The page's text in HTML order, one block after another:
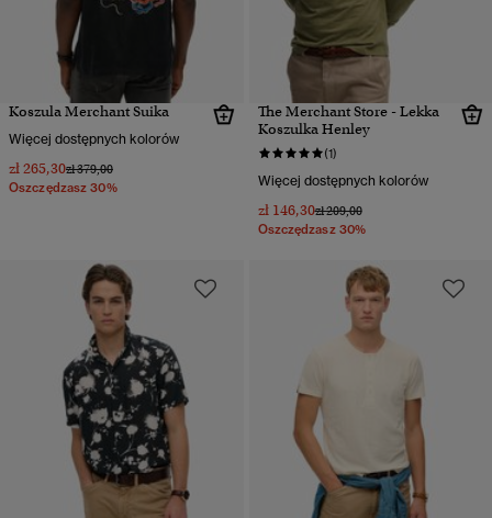
Koszula Merchant Suika
Więcej dostępnych kolorów
zł 265,30Cena obniżona od
zł 379,00do
Oszczędzasz 30%
The Merchant Store - Lekka
Koszulka Henley
(1)
Więcej dostępnych kolorów
zł 146,30Cena obniżona od
zł 209,00do
Oszczędzasz 30%